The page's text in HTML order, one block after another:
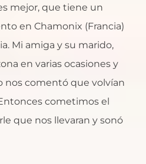
mejor, que tiene un
en Chamonix (Francia)
Mi amiga y su marido,
en varias ocasiones y
comentó que volvían
cometimos el
que nos llevaran y sonó